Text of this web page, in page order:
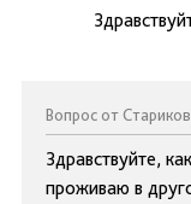
Вопрос от
Здравствуйте,
проживаю в